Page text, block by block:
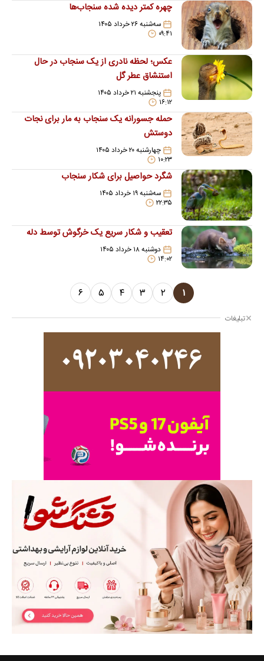
چهره کمتر دیده‌ شده سنجاب‌ها
سه‌شنبه ۲۶ خرداد ۱۴۰۵
۰۹:۴۱
عکس؛ لحظه نادری از یک سنجاب در حال
استنشاق عطر گل
پنجشنبه ۲۱ خرداد ۱۴۰۵
۱۶:۱۲
حمله جسورانه یک سنجاب به مار برای نجات
دوستش
چهارشنبه ۲۰ خرداد ۱۴۰۵
۱۰:۲۳
شگرد حواصیل برای شکار سنجاب
سه‌شنبه ۱۹ خرداد ۱۴۰۵
۲۲:۳۵
تعقیب و شکار سریع یک خرگوش توسط دله
دوشنبه ۱۸ خرداد ۱۴۰۵
۱۴:۰۲
۱ ۲ ۳ ۴ ۵ ۶
تبلیغات